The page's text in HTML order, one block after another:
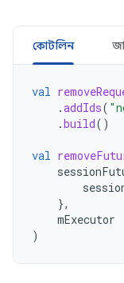
কোটলিন
val
.addIds(
.build()
val
},
mExecutor
)